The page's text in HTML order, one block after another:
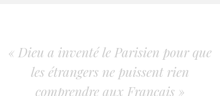
« Dieu a inventé le Parisien pour que
les étrangers ne puissent rien
comprendre aux Français »